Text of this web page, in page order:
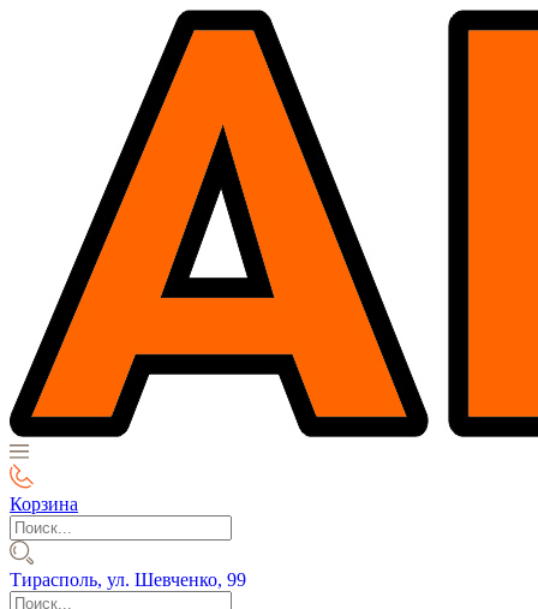
Корзина
Тирасполь, ул. Шевченко, 99